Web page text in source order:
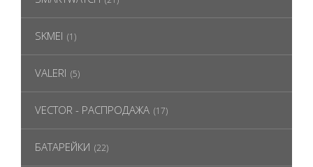
SKMEI (1)
VALERI (5)
VECTOR - РАСПРОДАЖА (17)
БАТАРЕЙКИ (22)